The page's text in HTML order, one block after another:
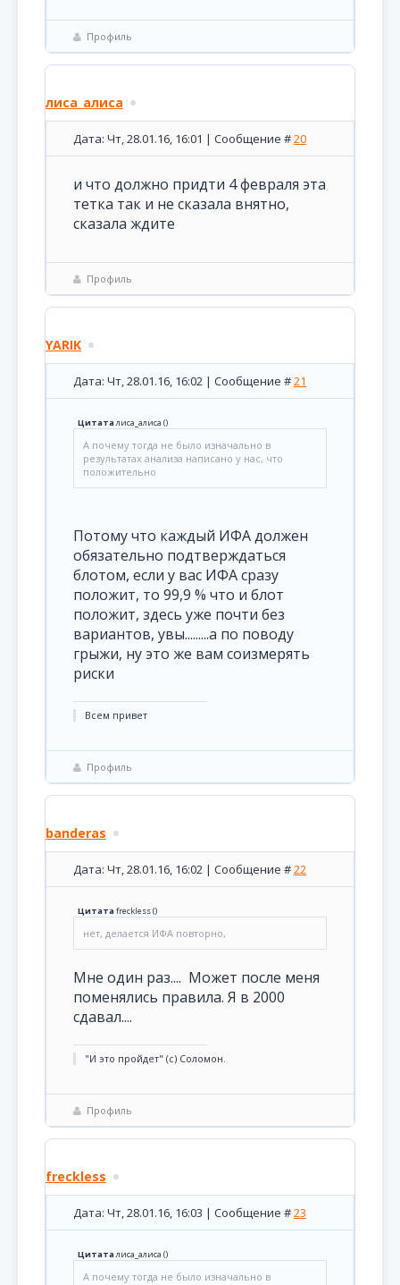
Профиль
лиса_алиса
Дата: Чт, 28.01.16, 16:01 | Сообщение #20
и что должно придти 4 февраля эта
тетка так и не сказала внятно,
сказала ждите
Профиль
YARIK
Дата: Чт, 28.01.16, 16:02 | Сообщение #21
Цитаталиса_алиса ()
А почему тогда не было изначально в
результатах анализа написано у нас, что
положительно
Потому что каждый ИФА должен
обязательно подтверждаться
блотом, если у вас ИФА сразу
положит, то 99,9 % что и блот
положит, здесь уже почти без
вариантов, увы.........а по поводу
грыжи, ну это же вам соизмерять
риски
Всем привет
Профиль
banderas
Дата: Чт, 28.01.16, 16:02 | Сообщение #22
Цитатаfreckless()
нет, делается ИФА повторно,
Мне один раз.... Может после меня
поменялись правила. Я в 2000
сдавал....
"И это пройдет" (с) Соломон.
Профиль
freckless
Дата: Чт, 28.01.16, 16:03 | Сообщение #23
Цитаталиса_алиса ()
А почему тогда не было изначально в